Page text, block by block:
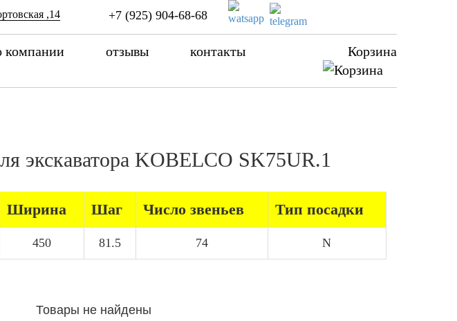
,14 +7 (925) 904-68-68
компании отзывы контакты Корзина
экскаватора KOBELCO SK75UR.1
Ширина Шаг Число звеньев Тип посадки
450 81.5 74 N
Товары не найдены